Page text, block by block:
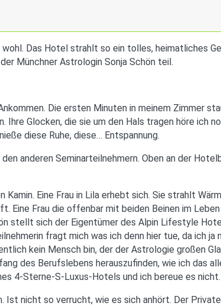
Das Hotel strahlt so ein tolles, heimatliches
Münchner Astrologin Sonja Schön teil.
Die ersten Minuten in meinem Zimmer
Glocken, die sie um den Hals tragen höre ich
diese Ruhe, diese… Entspannung.
anderen Seminarteilnehmern. Oben an der
Eine Frau in Lila erhebt sich. Sie strahlt
Eine Frau die offenbar mit beiden Beinen im
stellt sich der Eigentümer des Alpin Lifestyle
fragt mich was ich denn hier tue, da ich ja
kein Mensch bin, der der Astrologie großen
des Berufslebens herauszufinden, wie ich das
4-Sterne-S-Luxus-Hotels und ich bereue es nicht.
nicht so verrucht, wie es sich anhört. Der